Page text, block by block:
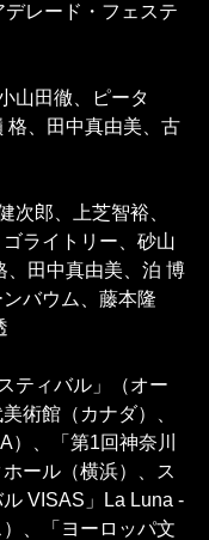
レード・フェステ
山田徹、ピータ
格、田中真由美、古
郎、上芝智裕、
ライトリー、砂山
、田中真由美、泊 博
バウム、藤本隆
ティバル」（オー
術館（カナダ）、
、「第1回神奈川
ール（横浜）、ス
VISAS」La Luna -
、「ヨーロッパ文